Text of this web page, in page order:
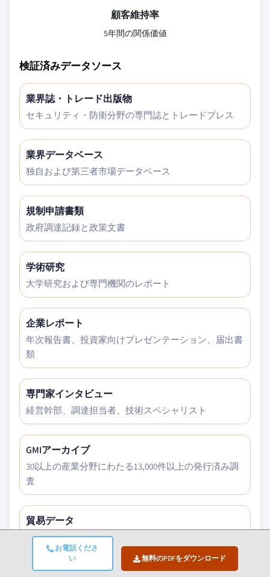
お電話くださ
い
無料のPDFをダウンロード
顧客維持率
5年間の関係価値
検証済みデータソース
業界誌・トレード出版物
セキュリティ・防衛分野の専門誌とトレードプレス
業界データベース
独自および第三者市場データベース
規制申請書類
政府調達記録と政策文書
学術研究
大学研究および専門機関のレポート
企業レポート
年次報告書、投資家向けプレゼンテーション、届出書
類
専門家インタビュー
経営幹部、調達担当者、技術スペシャリスト
GMIアーカイブ
30以上の産業分野にわたる13,000件以上の発行済み調
査
貿易データ
輸出入量、HSコード、税関記録